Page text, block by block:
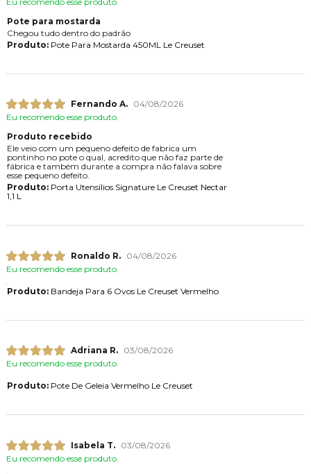
Pote para mostarda
Chegou tudo dentro do padrão
Produto:Pote Para Mostarda 450ML Le Creuset
Fernando A.
04/08/2026
Eu recomendo esse produto.
Produto recebido
Ele veio com um pequeno defeito de fabrica um
pontinho no pote o qual, acredito que não faz parte de
fábrica e também durante a compra não falava sobre
esse pequeno defeito.
Produto:Porta Utensílios Signature Le Creuset Nectar
1,1 L
Ronaldo R.
04/08/2026
Eu recomendo esse produto.
Produto:Bandeja Para 6 Ovos Le Creuset Vermelho
Adriana R.
03/08/2026
Eu recomendo esse produto.
Produto:Pote De Geleia Vermelho Le Creuset
Isabela T.
03/08/2026
Eu recomendo esse produto.